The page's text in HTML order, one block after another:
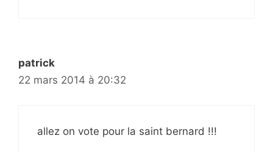
patrick
22 mars 2014 à 20:32
allez on vote pour la saint bernard !!!